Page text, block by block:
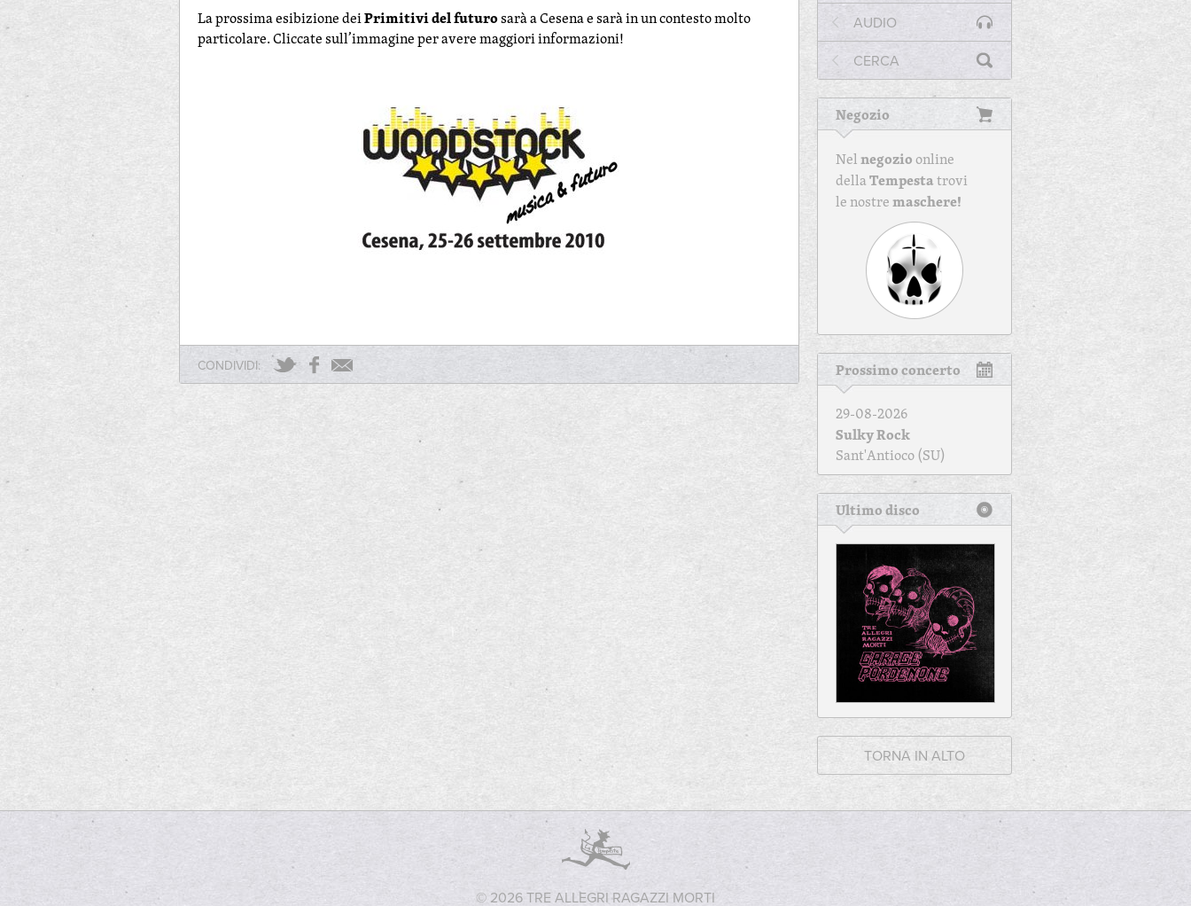
La prossima esibizione deiPrimitivi del futurosarà a Cesena e sarà in un contesto molto
particolare. Cliccate sull’immagine per avere maggiori informazioni!
CONDIVIDI:
AUDIO
Negozio
Nelnegozioonline
dellaTempestatrovi
le nostremaschere!
Prossimo concerto
29-08-2026
Sulky Rock
Sant'Antioco (SU)
Ultimo disco
TORNA IN ALTO
© 2026 TRE ALLEGRI RAGAZZI MORTI